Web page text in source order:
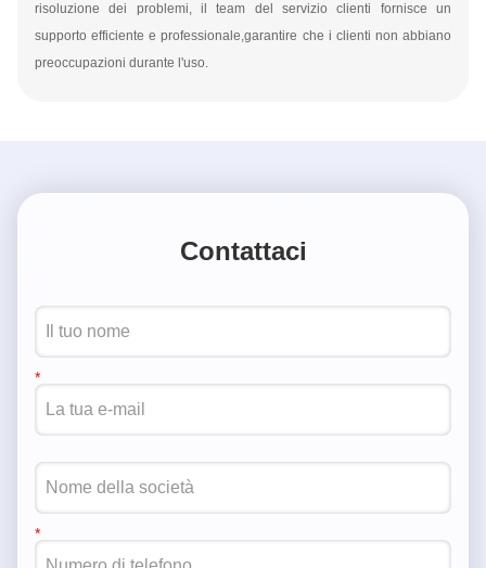
risoluzione dei problemi, il team del servizio clienti fornisce un
supporto efficiente e professionale,garantire che i clienti non abbiano
preoccupazioni durante l'uso.
Contattaci